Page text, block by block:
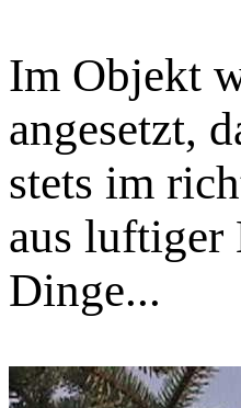
Im Objekt
angesetzt,
stets im
aus luftiger
Dinge...